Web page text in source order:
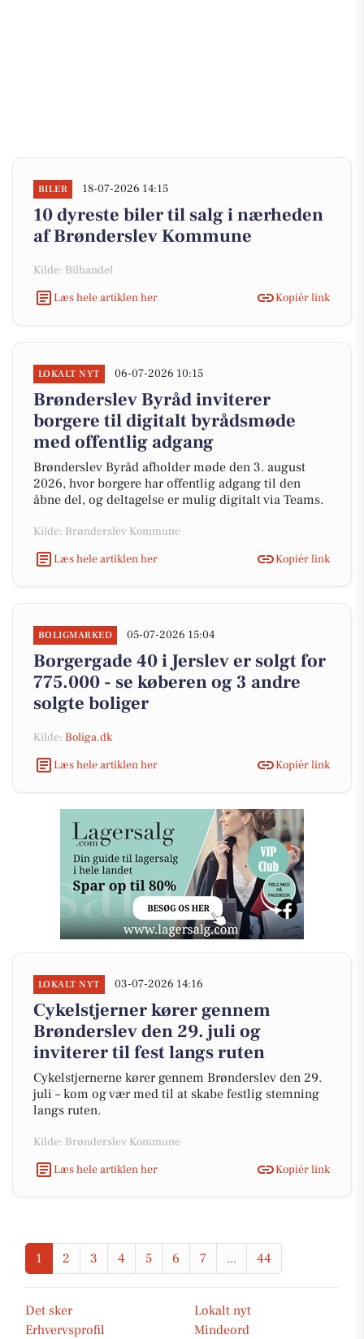
BILER 18-07-2026 14:15
10 dyreste biler til salg i nærheden
af Brønderslev Kommune
Kilde: Bilhandel
Læs hele artiklen her
Kopiér link
LOKALT NYT 06-07-2026 10:15
Brønderslev Byråd inviterer
borgere til digitalt byrådsmøde
med offentlig adgang
Brønderslev Byråd afholder møde den 3. august
2026, hvor borgere har offentlig adgang til den
åbne del, og deltagelse er mulig digitalt via Teams.
Kilde: Brønderslev Kommune
Læs hele artiklen her
Kopiér link
BOLIGMARKED 05-07-2026 15:04
Borgergade 40 i Jerslev er solgt for
775.000 - se køberen og 3 andre
solgte boliger
Kilde: Boliga.dk
Læs hele artiklen her
Kopiér link
LOKALT NYT 03-07-2026 14:16
Cykelstjerner kører gennem
Brønderslev den 29. juli og
inviterer til fest langs ruten
Cykelstjernerne kører gennem Brønderslev den 29.
juli – kom og vær med til at skabe festlig stemning
langs ruten.
Kilde: Brønderslev Kommune
Læs hele artiklen her
Kopiér link
1 2 3 4 5 6 7 ... 44
Det sker
Lokalt nyt
Erhvervsprofil
Mindeord